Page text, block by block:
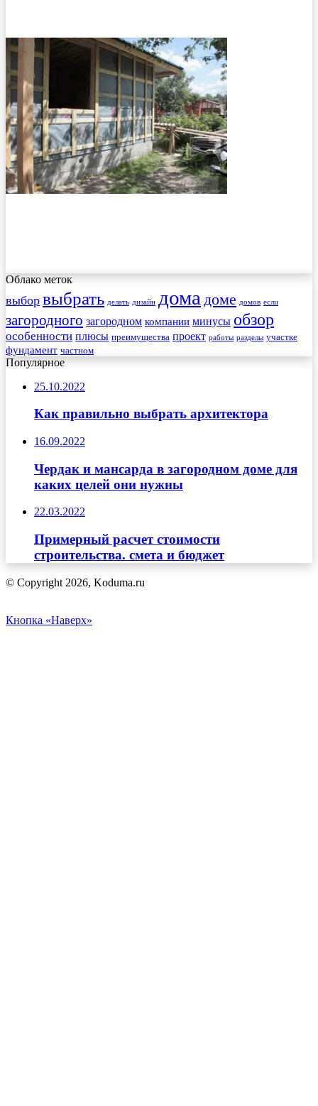
Облако меток
выбор выбрать делать дизайн дома доме домов если
загородного загородном компании минусы обзор
особенности плюсы преимущества проект работы разделы участке
фундамент частном
Популярное
25.10.2022
Как правильно выбрать архитектора
16.09.2022
Чердак и мансарда в загородном доме для
каких целей они нужны
22.03.2022
Примерный расчет стоимости
строительства. смета и бюджет
© Copyright 2026, Koduma.ru
Кнопка «Наверх»